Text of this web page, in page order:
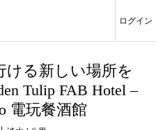
ログイン
ける新しい場所を
Tulip FAB Hotel –
電玩餐酒館